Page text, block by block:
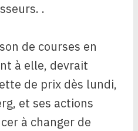
.
de courses en
à elle, devrait
de prix dès lundi,
et ses actions
à changer de